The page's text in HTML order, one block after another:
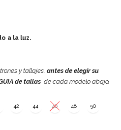
a la luz.
y tallajes,antes de elegir su
de tallas de cada modelo abajo.
42 44 46 48 50